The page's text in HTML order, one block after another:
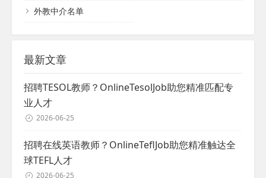
外教中介名单
最新文章
招聘TESOL教师？OnlineTesolJob助您精准匹配专
业人才
2026-06-25
招聘在线英语教师？OnlineTeflJob助您精准触达全
球TEFL人才
2026-06-25